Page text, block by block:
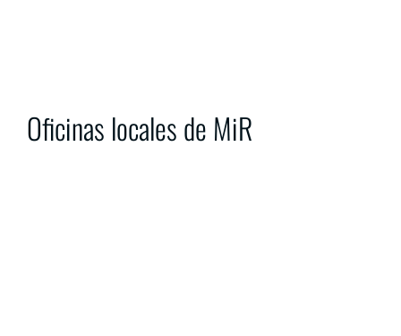
Oficinas locales de MiR